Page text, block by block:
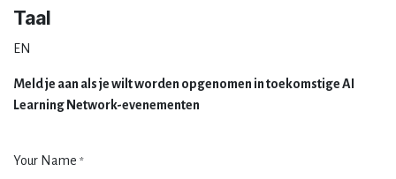
Taal
EN
Meld je aan als je wilt worden opgenomen in toekomstige AI
Learning Network-evenementen
Your Name *